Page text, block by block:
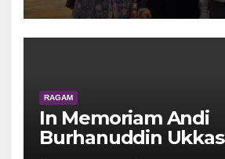
RAGAM
In Memoriam Andi
Burhanuddin Ukkas